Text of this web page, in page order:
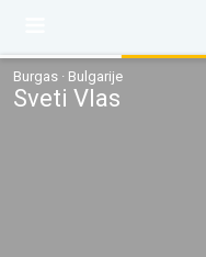
Burgas · Bulgarije
Sveti Vlas